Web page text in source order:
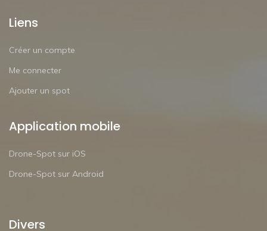
Liens
Créer un compte
Me connecter
Ajouter un spot
Application mobile
Drone-Spot sur iOS
Drone-Spot sur Android
Divers